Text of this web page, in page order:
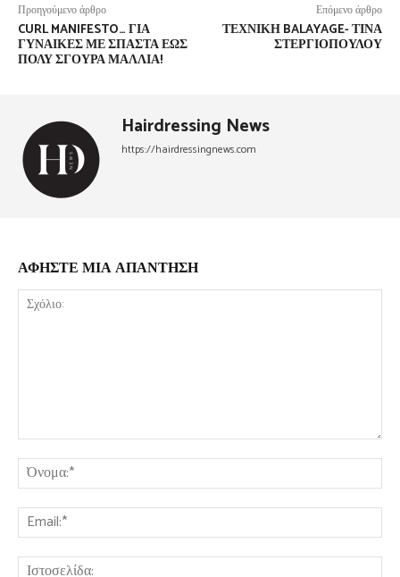
Προηγούμενο άρθρο
CURL MANIFESTO… ΓΙΑ
ΓΥΝΑΊΚΕΣ ΜΕ ΣΠΑΣΤΆ ΈΩΣ
ΠΟΛΎ ΣΓΟΥΡΆ ΜΑΛΛΙΆ!
Επόμενο άρθρο
ΤΕΧΝΙΚΉ BALAYAGE- ΤΊΝΑ
ΣΤΕΡΓΙΟΠΟΎΛΟΥ
Hairdressing News
https://hairdressingnews.com
ΑΦΗΣΤΕ ΜΙΑ ΑΠΑΝΤΗΣΗ